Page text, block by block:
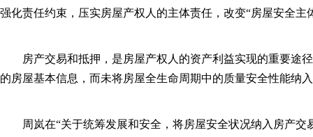
强化责任约束，压实房屋产权人的主体责任，改变“房屋安全
房产交易和抵押，是房屋产权人的资产利益实现的重要途
的房屋基本信息，而未将房屋全生命周期中的质量安全性能纳
周岚在“关于统筹发展和安全，将房屋安全状况纳入房产